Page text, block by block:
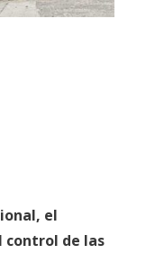
el
control de las